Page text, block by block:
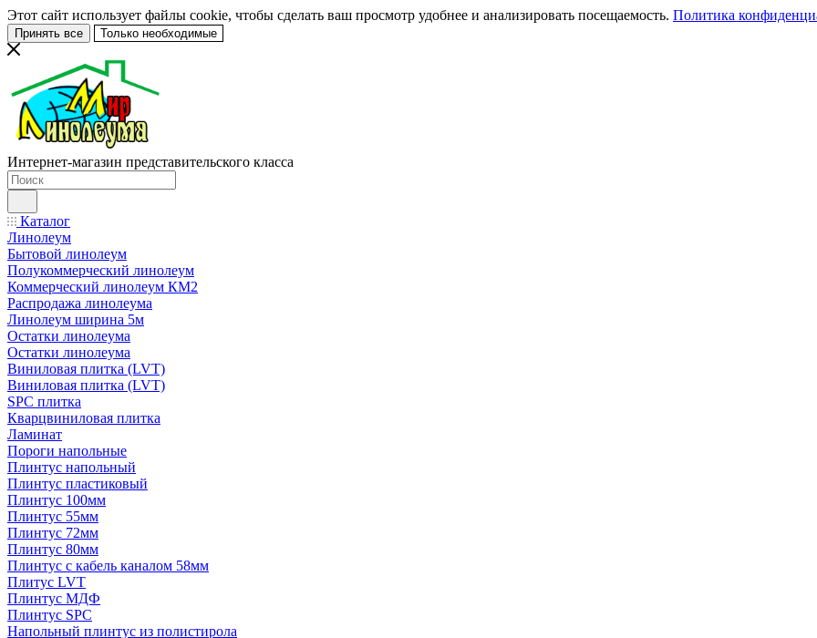
Этот сайт использует файлы cookie, чтобы сделать ваш просмотр удобнее и анализировать посещаемость. Политика
Принять все Только необходимые
Интернет-магазин представительского класса
Каталог
Линолеум
Бытовой линолеум
Полукоммерческий линолеум
Коммерческий линолеум КМ2
Распродажа линолеума
Линолеум ширина 5м
Остатки линолеума
Остатки линолеума
Виниловая плитка (LVT)
Виниловая плитка (LVT)
SPC плитка
Кварцвиниловая плитка
Ламинат
Пороги напольные
Плинтус напольный
Плинтус пластиковый
Плинтус 100мм
Плинтус 55мм
Плинтус 72мм
Плинтус 80мм
Плинтус с кабель каналом 58мм
Плитус LVT
Плинтус МДФ
Плинтус SPC
Напольный плинтус из полистирола